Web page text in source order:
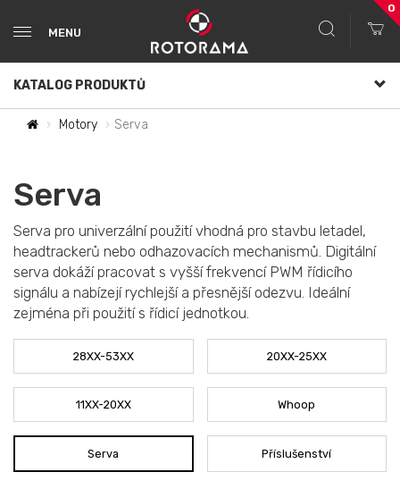
MENU
0
KATALOG PRODUKTŮ
Motory Serva
Serva
Serva pro univerzální použití vhodná pro stavbu letadel,
headtrackerů nebo odhazovacích mechanismů. Digitální
serva dokáží pracovat s vyšší frekvencí PWM řídicího
signálu a nabízejí rychlejší a přesnější odezvu. Ideální
zejména při použití s řídicí jednotkou.
28XX-53XX 20XX-25XX
11XX-20XX Whoop
Serva Příslušenství